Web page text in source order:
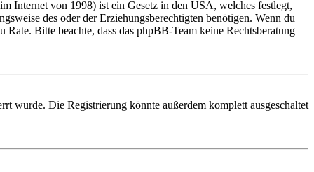
Internet von 1998) ist ein Gesetz in den USA, welches festlegt,
des oder der Erziehungsberechtigten benötigen. Wenn du
Bitte beachte, dass das phpBB-Team keine Rechtsberatung
wurde. Die Registrierung könnte außerdem komplett ausgeschaltet